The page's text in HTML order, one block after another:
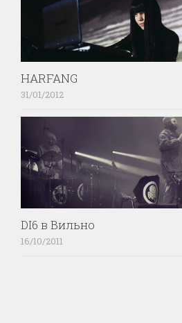
HARFANG
31/01/2012
DI6 в Вильно
16/10/2011